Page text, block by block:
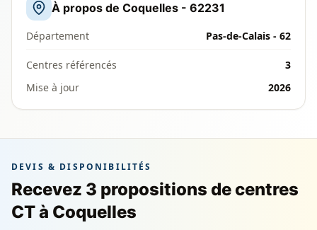
À propos de Coquelles - 62231
Département Pas-de-Calais - 62
Centres référencés
3
Mise à jour
2026
DEVIS & DISPONIBILITÉS
Recevez 3 propositions de centres
CT à Coquelles